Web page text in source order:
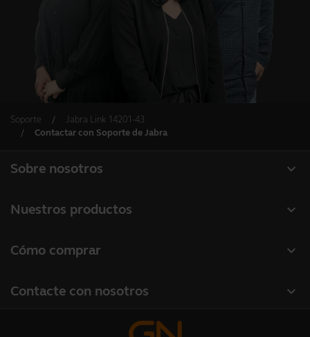
Soporte
Jabra Link 14201-43
Contactar con Soporte de Jabra
expand_more
Sobre nosotros
Sostenibilidad
expand_more
Nuestros productos
Cámaras de conferencia
expand_more
Cómo comprar
expand_more
Contacte con nosotros